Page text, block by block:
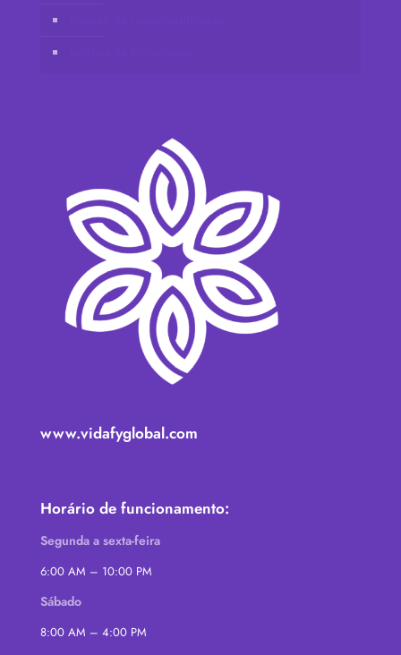
www.vidafyglobal.com
Horário de funcionamento:
Segunda a sexta-feira
6:00 AM – 10:00 PM
Sábado
8:00 AM – 4:00 PM